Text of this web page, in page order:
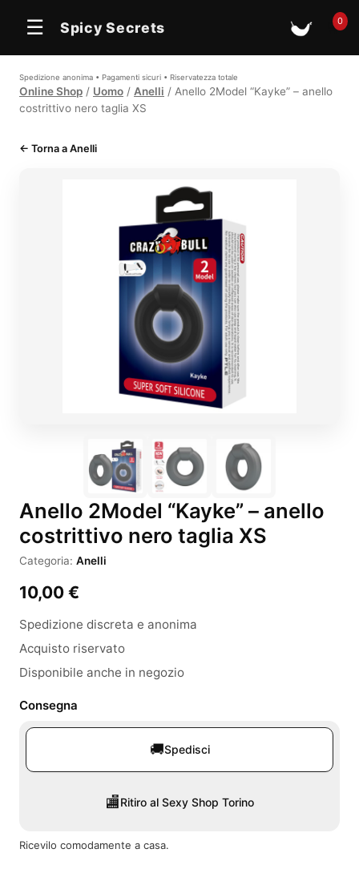
☰ Spicy Secrets 🛒0
Spedizione anonima • Pagamenti sicuri • Riservatezza totale
Online Shop / Uomo / Anelli / Anello 2Model “Kayke” – anello
costrittivo nero taglia XS
← Torna a Anelli
Anello 2Model “Kayke” – anello
costrittivo nero taglia XS
Categoria: Anelli
10,00 €
Spedizione discreta e anonima
Acquisto riservato
Disponibile anche in negozio
Consegna
🚚Spedisci
🏬Ritiro al Sexy Shop Torino
Ricevilo comodamente a casa.